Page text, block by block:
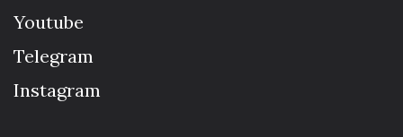
Youtube
Telegram
Instagram